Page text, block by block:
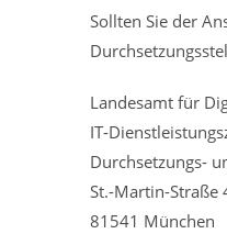
Sollten Sie der
Landesamt für
IT-
Durchsetzungs-
St.-Martin-Straße
81541 München